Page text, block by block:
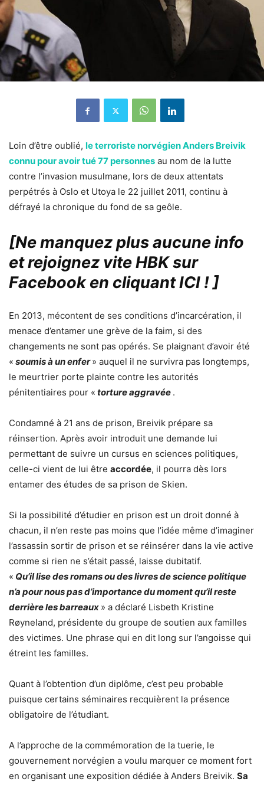
Loin d’être oublié, le terroriste norvégien Anders Breivik
connu pour avoir tué 77 personnes au nom de la lutte
contre l’invasion musulmane, lors de deux attentats
perpétrés à Oslo et Utoya le 22 juillet 2011, continu à
défrayé la chronique du fond de sa geôle.
[Ne manquez plus aucune info
et rejoignez vite HBK sur
Facebook en cliquant ICI !]
En 2013, mécontent de ses conditions d’incarcération, il
menace d’entamer une grève de la faim, si des
changements ne sont pas opérés. Se plaignant d’avoir été
« soumis à un enfer » auquel il ne survivra pas longtemps,
le meurtrier porte plainte contre les autorités
pénitentiaires pour « torture aggravée .
Condamné à 21 ans de prison, Breivik prépare sa
réinsertion. Après avoir introduit une demande lui
permettant de suivre un cursus en sciences politiques,
celle-ci vient de lui être accordée, il pourra dès lors
entamer des études de sa prison de Skien.
Si la possibilité d’étudier en prison est un droit donné à
chacun, il n’en reste pas moins que l’idée même d’imaginer
l’assassin sortir de prison et se réinsérer dans la vie active
comme si rien ne s’était passé, laisse dubitatif.
« Qu’il lise des romans ou des livres de science politique
n’a pour nous pas d’importance du moment qu’il reste
derrière les barreaux » a déclaré Lisbeth Kristine
Røyneland, présidente du groupe de soutien aux familles
des victimes. Une phrase qui en dit long sur l’angoisse qui
étreint les familles.
Quant à l’obtention d’un diplôme, c’est peu probable
puisque certains séminaires recquièrent la présence
obligatoire de l’étudiant.
A l’approche de la commémoration de la tuerie, le
gouvernement norvégien a voulu marquer ce moment fort
en organisant une exposition dédiée à Anders Breivik. Sa